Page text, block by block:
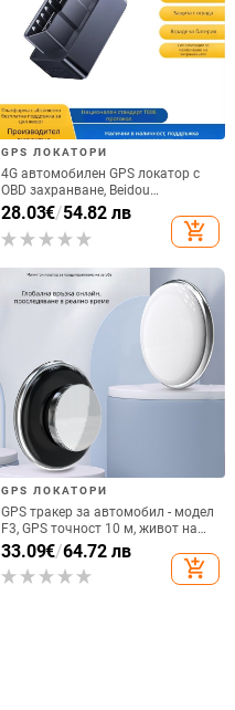
GPS ЛОКАТОРИ
4G автомобилен GPS локатор с
OBD захранване, Beidou
позициониране, Model D9,
антикрадешки тракер с аларми
за вибрация, загуба на
скорост
28.03€/54.82 лв
add_shopping_cart
GPS ЛОКАТОРИ
GPS тракер за автомобил - модел
F3, GPS точност 10 м, живот на
батерията 180 дни,
водоустойчив, AMAP и Google
карти
33.09€/64.72 лв
add_shopping_cart